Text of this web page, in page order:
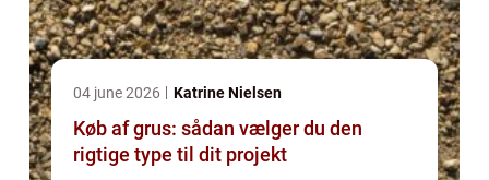
04 june 2026 Katrine Nielsen
Køb af grus: sådan vælger du den
rigtige type til dit projekt